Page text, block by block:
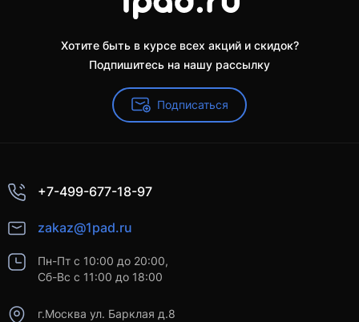
Хотите быть в курсе всех акций и скидок?
Подпишитесь на нашу рассылку
Подписаться
+7-499-677-18-97
zakaz@1pad.ru
Пн-Пт с 10:00 до 20:00,
Сб-Вс с 11:00 до 18:00
г.Москва ул. Барклая д.8